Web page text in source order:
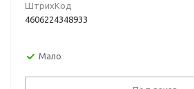
ШтрихКод
4606224348933
Мало